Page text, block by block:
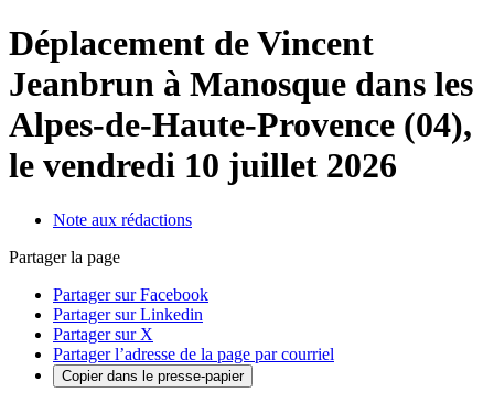
Déplacement de Vincent
Jeanbrun à Manosque dans les
Alpes-de-Haute-Provence (04),
le vendredi 10 juillet 2026
Note aux rédactions
Partager la page
Partager sur Facebook
Partager sur Linkedin
Partager sur X
Partager l’adresse de la page par courriel
Copier dans le presse-papier